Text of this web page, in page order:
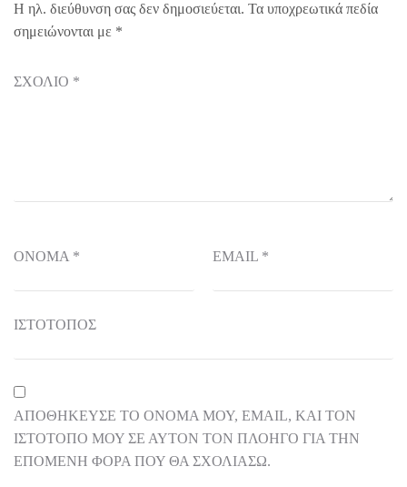
Η ηλ. διεύθυνση σας δεν δημοσιεύεται. Τα υποχρεωτικά πεδία
σημειώνονται με *
ΣΧΌΛΙΟ *
ΌΝΟΜΑ * EMAIL *
ΙΣΤΌΤΟΠΟΣ
ΑΠΟΘΉΚΕΥΣΕ ΤΟ ΌΝΟΜΆ ΜΟΥ, EMAIL, ΚΑΙ ΤΟΝ
ΙΣΤΌΤΟΠΟ ΜΟΥ ΣΕ ΑΥΤΌΝ ΤΟΝ ΠΛΟΗΓΌ ΓΙΑ ΤΗΝ
ΕΠΌΜΕΝΗ ΦΟΡΆ ΠΟΥ ΘΑ ΣΧΟΛΙΆΣΩ.